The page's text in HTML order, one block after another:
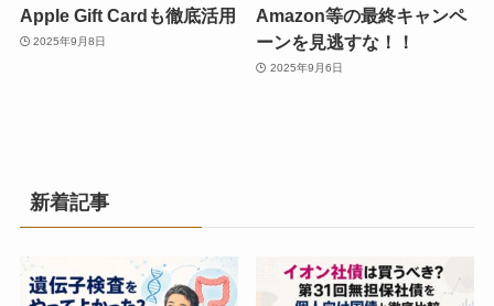
Apple Gift Cardも徹底活用
2025年9月8日
Amazon等の最終キャンペ
ーンを見逃すな！！
2025年9月6日
新着記事